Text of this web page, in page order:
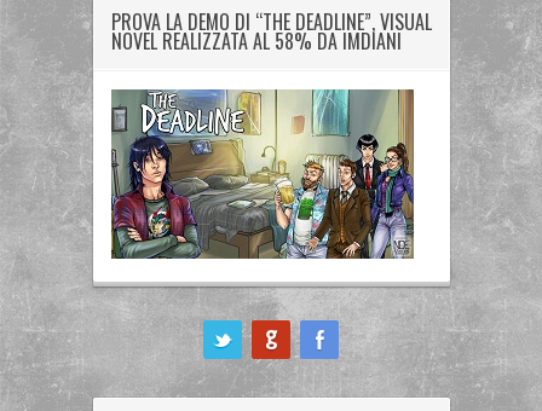
PROVA LA DEMO DI “THE DEADLINE”, VISUAL
NOVEL REALIZZATA AL 58% DA IMDIANI